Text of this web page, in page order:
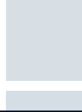
المحورية"